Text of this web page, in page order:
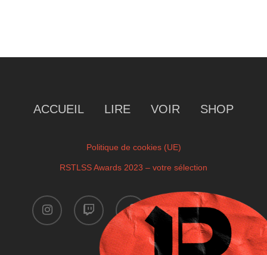
ACCUEIL LIRE VOIR SHOP
Politique de cookies (UE)
RSTLSS Awards 2023 – votre sélection
instagram twitch facebook youtube
x-
twitter